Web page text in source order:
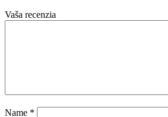
Vaša recenzia
Name *